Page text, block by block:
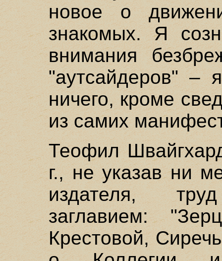
новое о
знакомых. Я
внимания
"аутсайдеров" –
ничего, кроме
из самих
Теофил
г., не указав ни
издателя,
заглавием:
Крестовой,